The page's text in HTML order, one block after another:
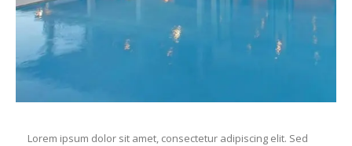
Lorem ipsum dolor sit amet, consectetur adipiscing elit. Sed